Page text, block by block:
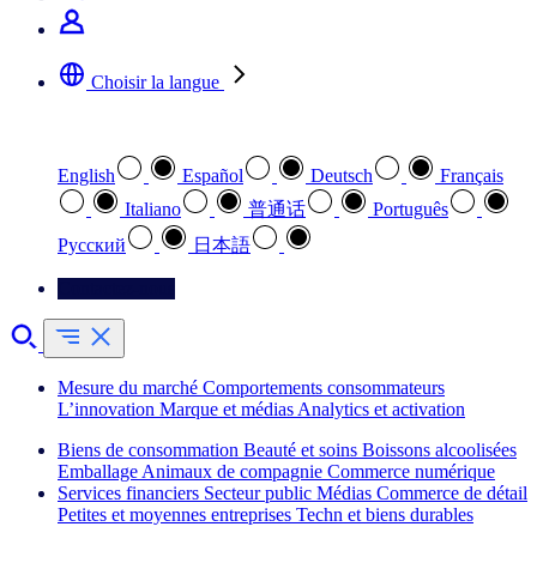
Choisir la langue
English Español Deutsch
Français
Italiano
普通话
Português
Pусский
日本語
Mesure du marché Comportements consommateurs
L’innovation Marque et médias Analytics et activation
Biens de consommation Beauté et soins Boissons alcoolisées
Emballage Animaux de compagnie Commerce numérique
Services financiers Secteur public Médias Commerce de détail
Petites et moyennes entreprises Techn et biens durables